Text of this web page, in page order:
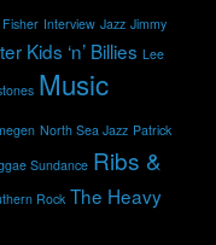
Fisher Interview Jazz Jimmy
Kids ‘n’ Billies Lee
Music
North Sea Jazz Patrick
Sundance Ribs &
Rock The Heavy